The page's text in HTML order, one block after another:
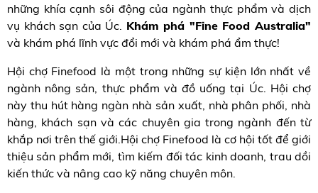
những khía cạnh sôi động của ngành thực phẩm và dịch
vụ khách sạn của Úc. Khám phá "Fine Food Australia"
và khám phá lĩnh vực đổi mới và khám phá ẩm thực!
Hội chợ Finefood là một trong những sự kiện lớn nhất về
ngành nông sản, thực phẩm và đồ uống tại Úc. Hội chợ
này thu hút hàng ngàn nhà sản xuất, nhà phân phối, nhà
hàng, khách sạn và các chuyên gia trong ngành đến từ
khắp nơi trên thế giới.Hội chợ Finefood là cơ hội tốt để giới
thiệu sản phẩm mới, tìm kiếm đối tác kinh doanh, trau dồi
kiến thức và nâng cao kỹ năng chuyên môn.